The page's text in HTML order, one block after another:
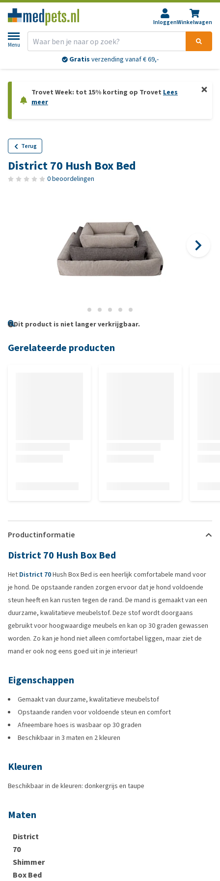
InloggenWinkelwagen
Menu
Gratis verzending vanaf € 69,-
Trovet Week: tot 15% korting op Trovet Lees
meer
Terug
District 70 Hush Box Bed
0 beoordelingen
Dit product is niet langer verkrijgbaar.
Gerelateerde producten
Productinformatie
District 70 Hush Box Bed
Het District 70Hush Box Bed is een heerlijk comfortabele mand voor
je hond. De opstaande randen zorgen ervoor dat je hond voldoende
steun heeft en kan rusten tegen de rand. De mand is gemaakt van een
duurzame, kwalitatieve meubelstof. Deze stof wordt doorgaans
gebruikt voor hoogwaardige meubels en kan op 30 graden gewassen
worden. Zo kan je hond niet alleen comfortabel liggen, maar ziet de
mand er ook nog eens goed uit in je interieur!
Eigenschappen
Gemaakt van duurzame, kwalitatieve meubelstof
Opstaande randen voor voldoende steun en comfort
Afneembare hoes is wasbaar op 30 graden
Beschikbaar in 3 maten en 2 kleuren
Kleuren
Beschikbaar in de kleuren: donkergrijs en taupe
Maten
District
70
Shimmer
Box Bed